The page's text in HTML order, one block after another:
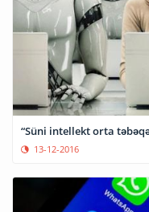
“Süni intellekt orta
13-12-2016